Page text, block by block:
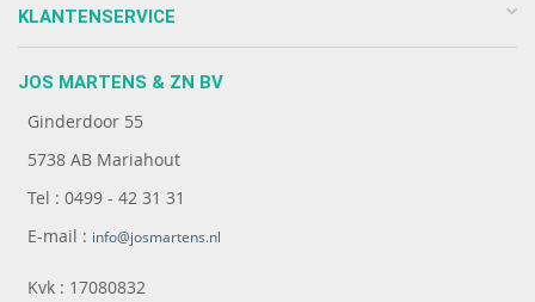
KLANTENSERVICE
JOS MARTENS & ZN BV
Ginderdoor 55
5738 AB Mariahout
Tel : 0499 - 42 31 31
E-mail : info@josmartens.nl
Kvk : 17080832